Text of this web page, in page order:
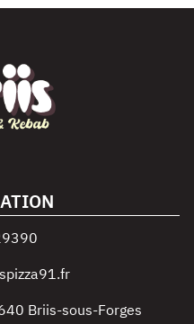
Briis-sous-Forges